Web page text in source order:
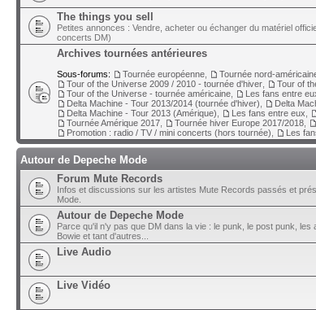
The things you sell
Petites annonces : Vendre, acheter ou échanger du matériel
concerts DM)
Archives tournées antérieures
Sous-forums: Tournée européenne Tournée nord-
Tour of the Universe 2009 / 2010 - tournée d'hiver
Tour of
Tour of the Universe - tournée américaine
Les fans entre
Delta Machine - Tour 2013/2014 (tournée d'hiver)
Delta
Delta Machine - Tour 2013 (Amérique)
Les fans entre eux
Tournée Amérique 2017
Tournée hiver Europe 2017/2018
Promotion : radio / TV / mini concerts (hors tournée)
Les
Autour de Depeche Mode
Forum Mute Records
Infos et discussions sur les artistes Mute Records passés et
Mode.
Autour de Depeche Mode
Parce qu'il n'y pas que DM dans la vie : le punk, le post punk,
Bowie et tant d'autres...
Live Audio
Live Vidéo